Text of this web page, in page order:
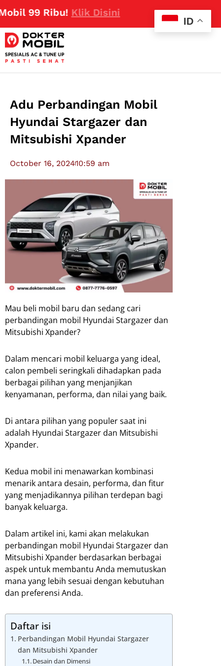
99 Ribu!Klik Disini
Adu Perbandingan Mobil
Hyundai Stargazer dan
Mitsubishi Xpander
October 16, 202410:59 am
Mau beli mobil baru dan sedang cari
perbandingan mobil Hyundai Stargazer dan
Mitsubishi Xpander?
Dalam mencari mobil keluarga yang ideal,
calon pembeli seringkali dihadapkan pada
berbagai pilihan yang menjanjikan
kenyamanan, performa, dan nilai yang baik.
Di antara pilihan yang populer saat ini
adalah Hyundai Stargazer dan Mitsubishi
Xpander.
Kedua mobil ini menawarkan kombinasi
menarik antara desain, performa, dan fitur
yang menjadikannya pilihan terdepan bagi
banyak keluarga.
Dalam artikel ini, kami akan melakukan
perbandingan mobil Hyundai Stargazer dan
Mitsubishi Xpander berdasarkan berbagai
aspek untuk membantu Anda memutuskan
mana yang lebih sesuai dengan kebutuhan
dan preferensi Anda.
Daftar isi
Perbandingan Mobil Hyundai Stargazer
dan Mitsubishi Xpander
Desain dan Dimensi
ID